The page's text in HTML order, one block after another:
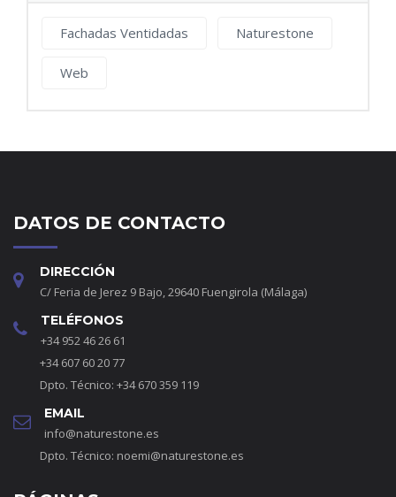
Fachadas Ventidadas Naturestone
Web
DATOS DE CONTACTO
DIRECCIÓN
C/ Feria de Jerez 9 Bajo, 29640 Fuengirola (Málaga)
TELÉFONOS
+34 952 46 26 61
+34 607 60 20 77
Dpto. Técnico: +34 670 359 119
EMAIL
info@naturestone.es
Dpto. Técnico: noemi@naturestone.es